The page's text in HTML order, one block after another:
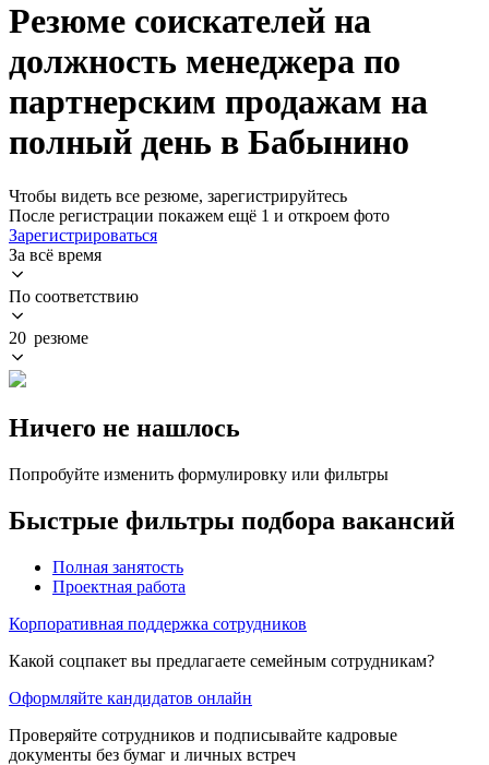
Резюме соискателей на
должность менеджера по
партнерским продажам на
полный день в Бабынино
Чтобы видеть все резюме, зарегистрируйтесь
После регистрации покажем ещё 1 и откроем фото
Зарегистрироваться
За всё время
По соответствию
20 резюме
Ничего не нашлось
Попробуйте изменить формулировку или фильтры
Быстрые фильтры подбора вакансий
Полная занятость
Проектная работа
Корпоративная поддержка сотрудников
Какой соцпакет вы предлагаете семейным сотрудникам?
Оформляйте кандидатов онлайн
Проверяйте сотрудников и подписывайте кадровые
документы без бумаг и личных встреч